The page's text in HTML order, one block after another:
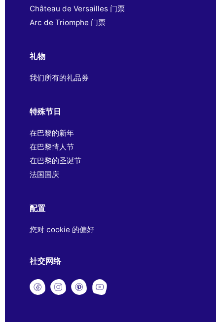
Château de Versailles 门票
Arc de Triomphe 门票
礼物
我们所有的礼品券
特殊节日
在巴黎的新年
在巴黎情人节
在巴黎的圣诞节
法国国庆
配置
您对 cookie 的偏好
社交网络